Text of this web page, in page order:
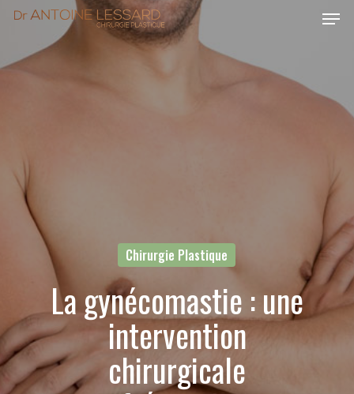
Skip
content
Menu
Chirurgie Plastique
La gynécomastie : une
intervention
chirurgicale